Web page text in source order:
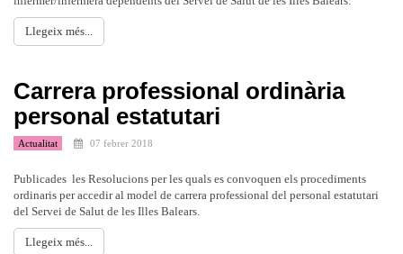
Llegeix més...
Carrera professional ordinària
personal estatutari
Actualitat 07 febrer 2018
Publicades les Resolucions per les quals es convoquen els procediments
ordinaris per accedir al model de carrera professional del personal estatutari
del Servei de Salut de les Illes Balears.
Llegeix més...